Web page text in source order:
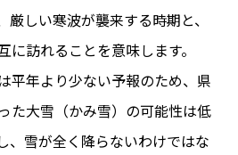
厳しい寒波が襲来する時期と、
に訪れることを意味します。
平年より少ない予報のため、県
た大雪（かみ雪）の可能性は低
、雪が全く降らないわけではな